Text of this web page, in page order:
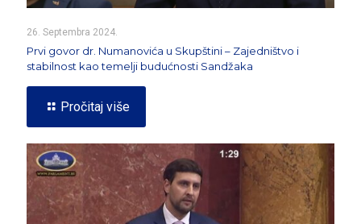
26. Septembra 2024.
Prvi govor dr. Numanovića u Skupštini – Zajedništvo i
stabilnost kao temelji budućnosti Sandžaka
Pročitaj više